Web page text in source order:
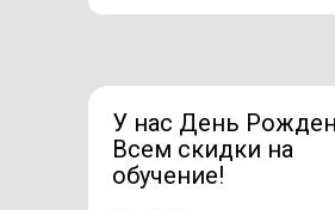
У нас День
Всем скидки на
обучение!